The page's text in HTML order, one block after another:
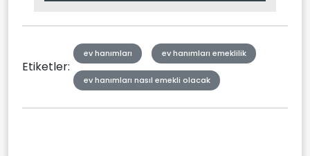
Etiketler:
ev hanımları ev hanımları emeklilik
ev hanımları nasıl emekli olacak